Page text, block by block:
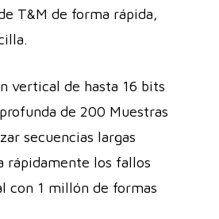
T&M de forma rápida,
vertical de hasta 16 bits
de 200 Muestras
secuencias largas
rápidamente los fallos
con 1 millón de formas